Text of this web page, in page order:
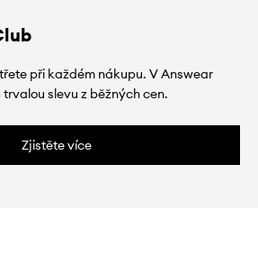
při každém nákupu. V Answear
trvalou slevu z běžných cen.
Zjistěte více